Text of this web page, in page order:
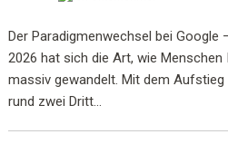
Der Paradigmenwechsel bei Google
2026 hat sich die Art, wie
massiv gewandelt. Mit dem
rund zwei Dritt...